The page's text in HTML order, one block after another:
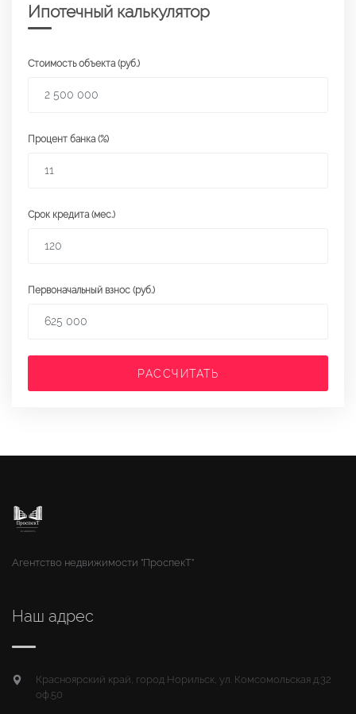
Ипотечный калькулятор
Стоимость объекта (руб.)
Процент банка (%)
Срок кредита (мес.)
Первоначальный взнос (руб.)
РАССЧИТАТЬ
Агентство недвижимости "ПроспекТ"
Наш адрес
Красноярский край, город Норильск, ул. Комсомольская д.32
оф.50